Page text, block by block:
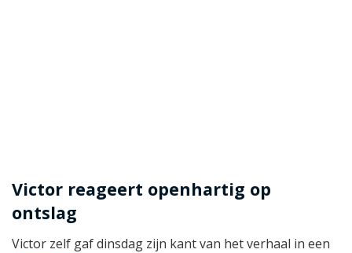
Victor reageert openhartig op
ontslag
Victor zelf gaf dinsdag zijn kant van het verhaal in een